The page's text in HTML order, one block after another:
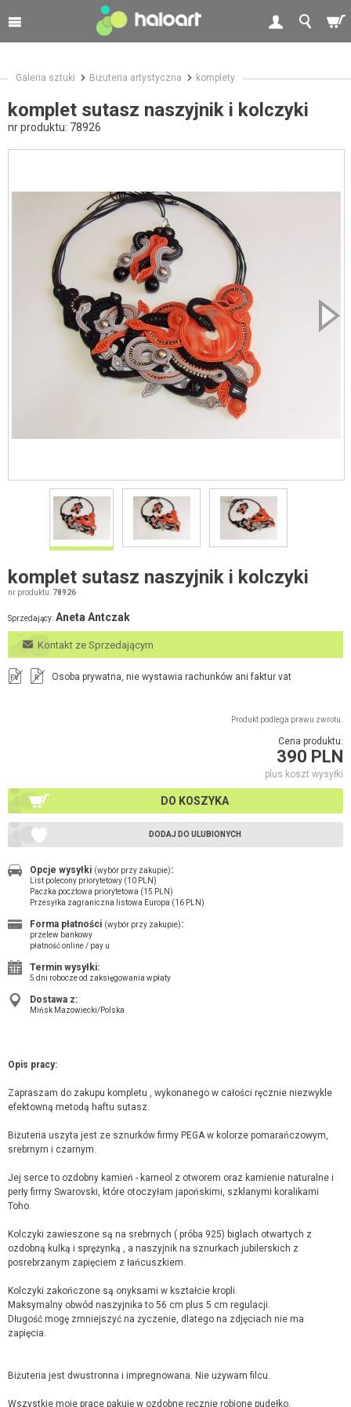
Galeria sztuki Biżuteria artystyczna komplety
komplet sutasz naszyjnik i kolczyki
nr produktu: 78926
komplet sutasz naszyjnik i kolczyki
nr produktu: 78926
Sprzedający: Aneta Antczak
Kontakt ze Sprzedającym
FV R Osoba prywatna, nie wystawia rachunków ani faktur vat
Produkt podlega prawu zwrotu.
Cena produktu:
390 PLN
plus koszt wysyłki
DO KOSZYKA
DODAJ DO ULUBIONYCH
Opcje wysyłki (wybór przy zakupie):
List polecony priorytetowy (10 PLN)
Paczka pocztowa priorytetowa (15 PLN)
Przesyłka zagraniczna listowa Europa (16 PLN)
Forma płatności (wybór przy zakupie):
przelew bankowy
płatność online / pay u
Termin wysyłki:
5 dni robocze od zaksięgowania wpłaty
Dostawa z:
Mińsk Mazowiecki/Polska
Opis pracy:
Zapraszam do zakupu kompletu , wykonanego w całości ręcznie niezwykle
efektowną metodą haftu sutasz.
Biżuteria uszyta jest ze sznurków firmy PEGA w kolorze pomarańczowym,
srebrnym i czarnym.
Jej serce to ozdobny kamień - karneol z otworem oraz kamienie naturalne i
perły firmy Swarovski, które otoczyłam japońskimi, szklanymi koralikami
Toho.
Kolczyki zawieszone są na srebrnych ( próba 925) biglach otwartych z
ozdobną kulką i sprężynką , a naszyjnik na sznurkach jubilerskich z
posrebrzanym zapięciem z łańcuszkiem.
Kolczyki zakończone są onyksami w kształcie kropli.
Maksymalny obwód naszyjnika to 56 cm plus 5 cm regulacji.
Długość mogę zmniejszyć na życzenie, dlatego na zdjęciach nie ma
zapięcia.
Biżuteria jest dwustronna i impregnowana. Nie używam filcu.
Wszystkie moje prace pakuję w ozdobne ręcznie robione pudełko.